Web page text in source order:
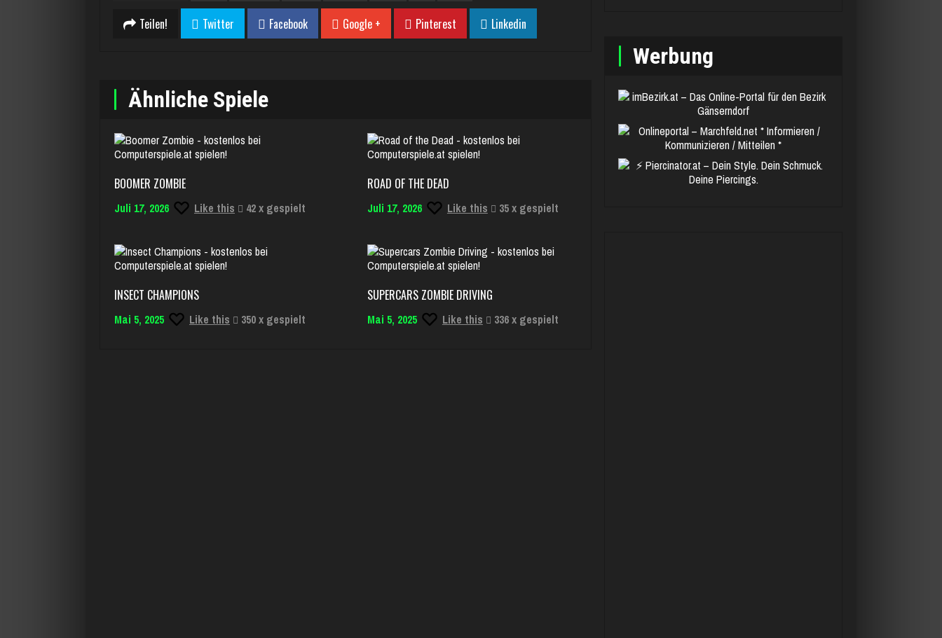
Teilen! Twitter Facebook Google + Pinterest Linkedin
Ähnliche Spiele
BOOMER ZOMBIE
Juli 17, 2026 Like this 42 x gespielt
ROAD OF THE DEAD
Juli 17, 2026 Like this 35 x gespielt
INSECT CHAMPIONS
Mai 5, 2025 Like this 350 x gespielt
SUPERCARS ZOMBIE DRIVING
Mai 5, 2025 Like this 336 x gespielt
Werbung